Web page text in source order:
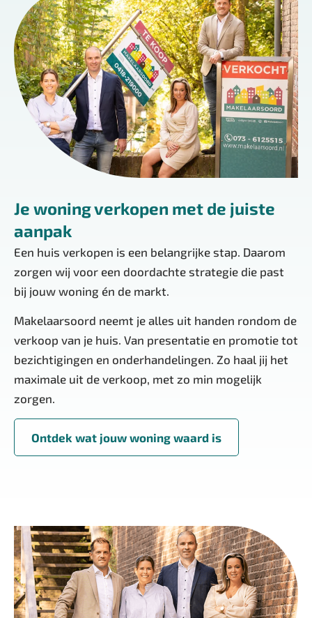
Je woning verkopen met de juiste
aanpak
Een huis verkopen is een belangrijke stap. Daarom
zorgen wij voor een doordachte strategie die past
bij jouw woning én de markt.
Makelaarsoord neemt je alles uit handen rondom de
verkoop van je huis. Van presentatie en promotie tot
bezichtigingen en onderhandelingen. Zo haal jij het
maximale uit de verkoop, met zo min mogelijk
zorgen.
Ontdek wat jouw woning waard is